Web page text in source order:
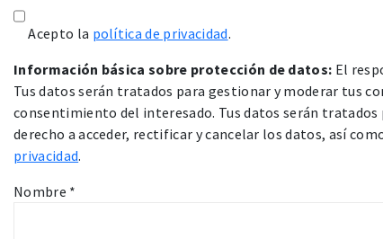
Acepto la política de privacidad.
Información básica sobre protección de datos: El
Tus datos serán tratados para gestionar y moderar tus
consentimiento del interesado. Tus datos serán
derecho a acceder, rectificar y cancelar los datos, así
privacidad.
Nombre *